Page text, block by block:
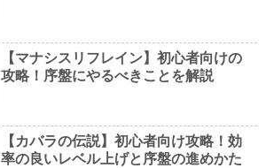
【マナシスリフレイン】初心者向けの
攻略！序盤にやるべきことを解説
【カバラの伝説】初心者向け攻略！効
率の良いレベル上げと序盤の進めかた